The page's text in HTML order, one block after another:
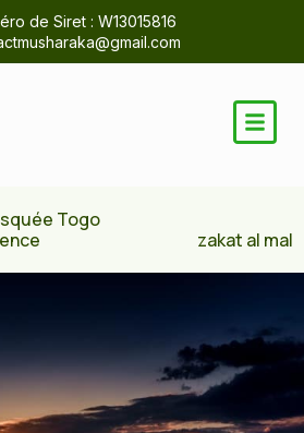
de Siret : W13015816
Togo
zakat al mal